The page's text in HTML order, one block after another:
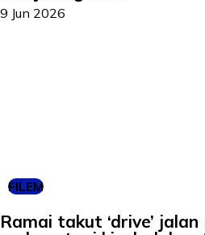
9 Jun 2026
FILEM
Ramai takut ‘drive’